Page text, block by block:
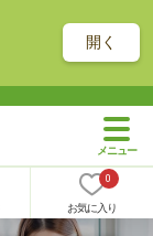
開く
0
お気に入り